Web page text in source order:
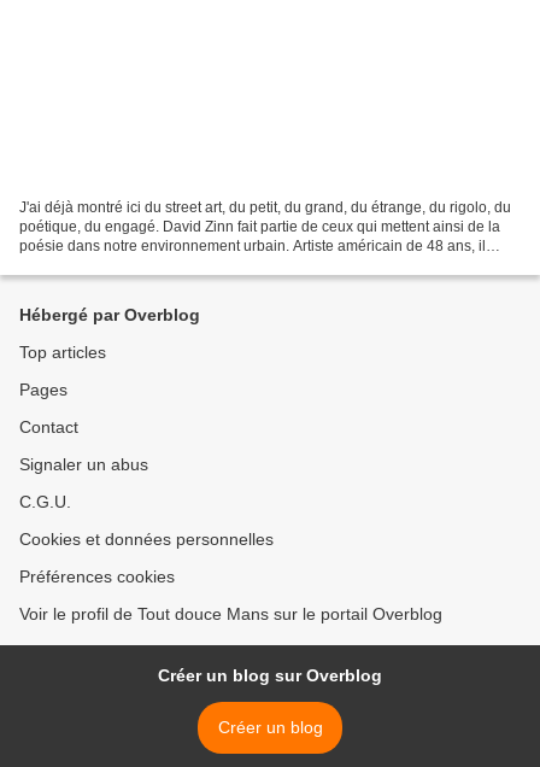
J'ai déjà montré ici du street art, du petit, du grand, du étrange, du rigolo, du
poétique, du engagé. David Zinn fait partie de ceux qui mettent ainsi de la
poésie dans notre environnement urbain. Artiste américain de 48 ans, il
Hébergé par Overblog
Top articles
Pages
Contact
Signaler un abus
C.G.U.
Cookies et données personnelles
Préférences cookies
Voir le profil de Tout douce Mans sur le portail Overblog
Créer un blog sur Overblog
Créer un blog